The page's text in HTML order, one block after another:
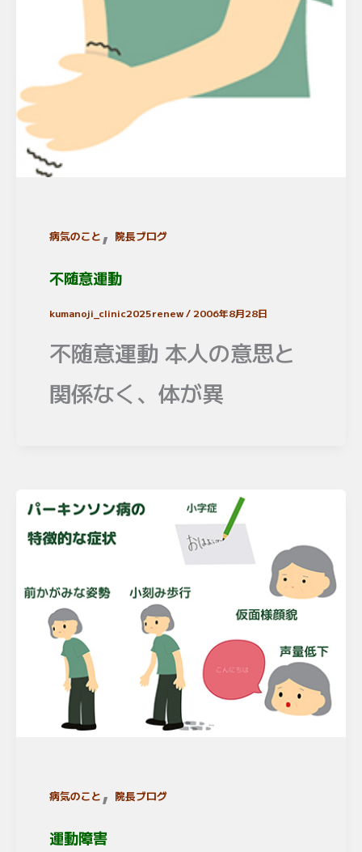
病気のこと , 院長ブログ
不随意運動
kumanoji_clinic2025renew/ 2006年8月28日
不随意運動 本人の意思と
関係なく、体が異
病気のこと , 院長ブログ
運動障害